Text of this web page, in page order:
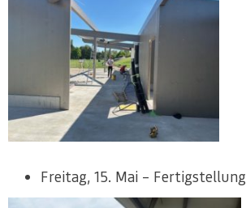
Freitag, 15. Mai – Fertigstellung